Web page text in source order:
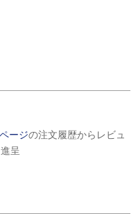
ージの注文履歴からレビュ
進呈